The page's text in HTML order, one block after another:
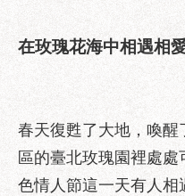
良
事
音
專
區
在玫瑰花海中相遇相
春天復甦了大地，喚醒
區的臺北玫瑰園裡處
色情人節這一天有人